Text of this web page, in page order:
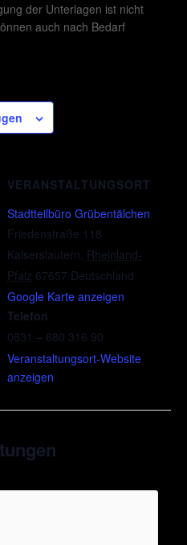
der Unterlagen ist nicht
auch nach Bedarf
VERANSTALTUNGSORT
Stadtteilbüro Grübentälchen
Friedenstraße 118
Kaiserslautern, Rheinland-
Pfalz 67657 Deutschland
Google Karte anzeigen
Telefon
0631 – 680 316 90
Veranstaltungsort-Website
anzeigen